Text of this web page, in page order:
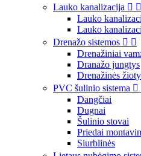
Lauko kanalizacija  
Lauko
Lauko
Drenažo sistemos  
Drenažiniai
Dranažo jungtys
Drenažinės
PVC šulinio sistema 
Dangčiai
Dugnai
Šulinio stovai
Priedai
Siurblinės